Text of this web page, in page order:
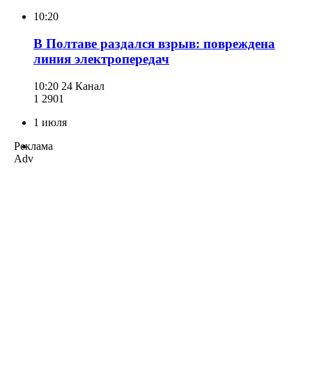
10:20
В Полтаве раздался взрыв: повреждена
линия электропередач
10:20 24 Канал
1 2901
1 июля
Реклама
Adv